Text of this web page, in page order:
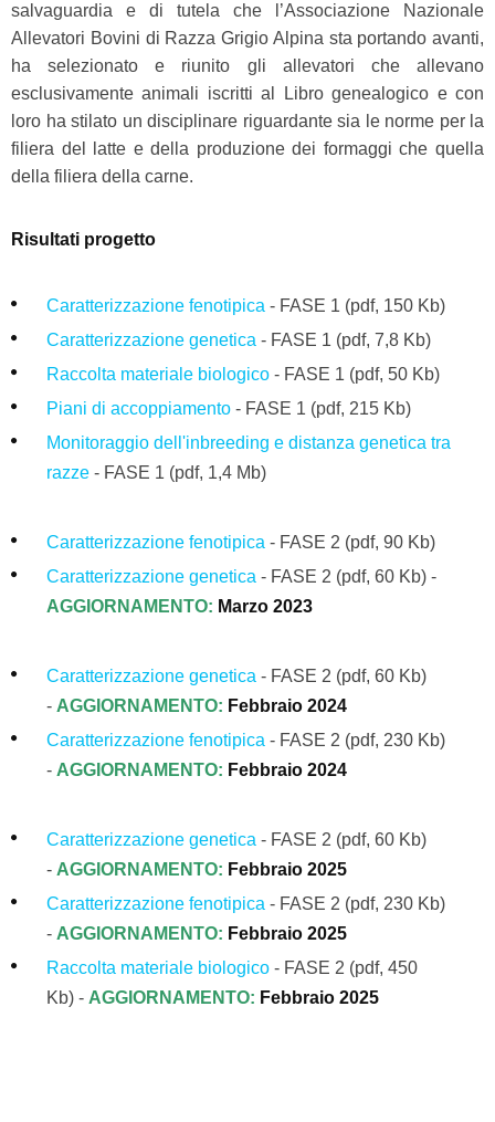
salvaguardia e di tutela che l’Associazione Nazionale
Allevatori Bovini di Razza Grigio Alpina sta portando avanti,
ha selezionato e riunito gli allevatori che allevano
esclusivamente animali iscritti al Libro genealogico e con
loro ha stilato un disciplinare riguardante sia le norme per la
filiera del latte e della produzione dei formaggi che quella
della filiera della carne.
Risultati progetto
Caratterizzazione fenotipica - FASE 1 (pdf, 150 Kb)
Caratterizzazione genetica - FASE 1 (pdf, 7,8 Kb)
Raccolta materiale biologico - FASE 1 (pdf, 50 Kb)
Piani di accoppiamento - FASE 1 (pdf, 215 Kb)
Monitoraggio dell'inbreeding e distanza genetica tra
razze - FASE 1 (pdf, 1,4 Mb)
Caratterizzazione fenotipica - FASE 2 (pdf, 90 Kb)
Caratterizzazione genetica - FASE 2 (pdf, 60 Kb) -
AGGIORNAMENTO: Marzo 2023
Caratterizzazione genetica - FASE 2 (pdf, 60 Kb)
- AGGIORNAMENTO: Febbraio 2024
Caratterizzazione fenotipica - FASE 2 (pdf, 230 Kb)
- AGGIORNAMENTO: Febbraio 2024
Caratterizzazione genetica - FASE 2 (pdf, 60 Kb)
- AGGIORNAMENTO: Febbraio 2025
Caratterizzazione fenotipica - FASE 2 (pdf, 230 Kb)
- AGGIORNAMENTO: Febbraio 2025
Raccolta materiale biologico - FASE 2 (pdf, 450
Kb) - AGGIORNAMENTO: Febbraio 2025